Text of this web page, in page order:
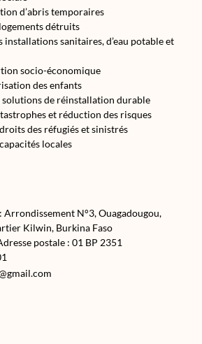
d’abris temporaires
détruits
installations sanitaires, d’eau potable et
socio-économique
des enfants
solutions de réinstallation durable
et réduction des risques
des réfugiés et sinistrés
locales
Arrondissement N°3, Ouagadougou,
Kilwin, Burkina Faso
postale : 01 BP 2351